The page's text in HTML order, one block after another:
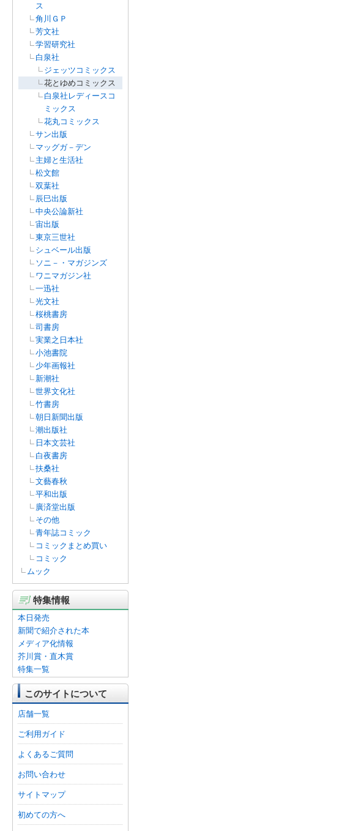
ス
角川ＧＰ
芳文社
学習研究社
白泉社
ジェッツコミックス
花とゆめコミックス
白泉社レディースコ
ミックス
花丸コミックス
サン出版
マッグガ－デン
主婦と生活社
松文館
双葉社
辰巳出版
中央公論新社
宙出版
東京三世社
シュベール出版
ソニ－・マガジンズ
ワニマガジン社
一迅社
光文社
桜桃書房
司書房
実業之日本社
小池書院
少年画報社
新潮社
世界文化社
竹書房
朝日新聞出版
潮出版社
日本文芸社
白夜書房
扶桑社
文藝春秋
平和出版
廣済堂出版
その他
青年誌コミック
コミックまとめ買い
コミック
ムック
特集情報
本日発売
新聞で紹介された本
メディア化情報
芥川賞・直木賞
特集一覧
このサイトについて
店舗一覧
ご利用ガイド
よくあるご質問
お問い合わせ
サイトマップ
初めての方へ